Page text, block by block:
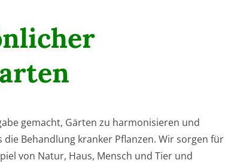
gemacht, Gärten zu harmonisieren und
Behandlung kranker Pflanzen. Wir sorgen für
von Natur, Haus, Mensch und Tier und